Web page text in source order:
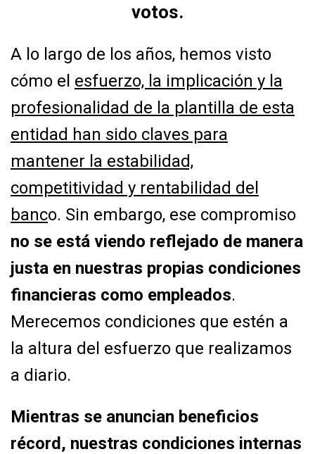
votos.
A lo largo de los años, hemos visto
cómo el esfuerzo, la implicación y la
profesionalidad de la plantilla de esta
entidad han sido claves para
mantener la estabilidad,
competitividad y rentabilidad del
banco. Sin embargo, ese compromiso
no se está viendo reflejado de manera
justa en nuestras propias condiciones
financieras como empleados.
Merecemos condiciones que estén a
la altura del esfuerzo que realizamos
a diario.
Mientras se anuncian beneficios
récord, nuestras condiciones internas